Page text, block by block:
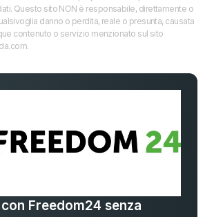
Questo sito NON è responsabile, direttamente o
danno o perdita, reale o presunta, causata
contenuto o servizio menzionato sul sito
Freedom24 senza